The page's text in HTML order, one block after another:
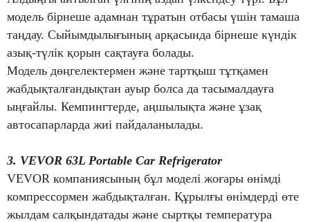
модель бірнеше адамнан тұратын отбасы үшін тамаша
таңдау. Сыйымдылығының арқасында бірнеше күндік
азық-түлік қорын сақтауға болады.
Модель дөңгелектермен және тартқыш тұтқамен
жабдықталғандықтан ауыр болса да тасымалдауға
ыңғайлы. Кемпингтерде, аңшылықта және ұзақ
автосапарларда жиі пайдаланылады.
3. VEVOR 63L Portable Car Refrigerator
VEVOR компаниясының бұл моделі жоғары өнімді
компрессормен жабдықталған. Құрылғы өнімдерді өте
жылдам салқындатады және сыртқы температура